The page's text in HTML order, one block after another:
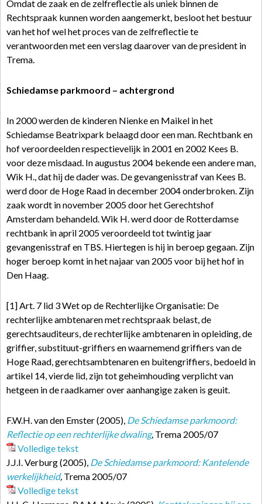
Omdat de zaak en de zelfreflectie als uniek binnen de
Rechtspraak kunnen worden aangemerkt, besloot het bestuur
van het hof wel het proces van de zelfreflectie te
verantwoorden met een verslag daarover van de president in
Trema.
Schiedamse parkmoord – achtergrond
In 2000 werden de kinderen Nienke en Maikel in het
Schiedamse Beatrixpark belaagd door een man. Rechtbank en
hof veroordeelden respectievelijk in 2001 en 2002 Kees B.
voor deze misdaad. In augustus 2004 bekende een andere man,
Wik H., dat hij de dader was. De gevangenisstraf van Kees B.
werd door de Hoge Raad in december 2004 onderbroken. Zijn
zaak wordt in november 2005 door het Gerechtshof
Amsterdam behandeld. Wik H. werd door de Rotterdamse
rechtbank in april 2005 veroordeeld tot twintig jaar
gevangenisstraf en TBS. Hiertegen is hij in beroep gegaan. Zijn
hoger beroep komt in het najaar van 2005 voor bij het hof in
Den Haag.
[1] Art. 7 lid 3 Wet op de Rechterlijke Organisatie: De
rechterlijke ambtenaren met rechtspraak belast, de
gerechtsauditeurs, de rechterlijke ambtenaren in opleiding, de
griffier, substituut-griffiers en waarnemend griffiers van de
Hoge Raad, gerechtsambtenaren en buitengriffiers, bedoeld in
artikel 14, vierde lid, zijn tot geheimhouding verplicht van
hetgeen in de raadkamer over aanhangige zaken is geuit.
F.W.H. van den Emster (2005), De Schiedamse parkmoord:
Reflectie op een rechterlijke dwaling, Trema 2005/07
Volledige tekst
J.J.I. Verburg (2005), De Schiedamse parkmoord: Kantelende
werkelijkheid, Trema 2005/07
Volledige tekst